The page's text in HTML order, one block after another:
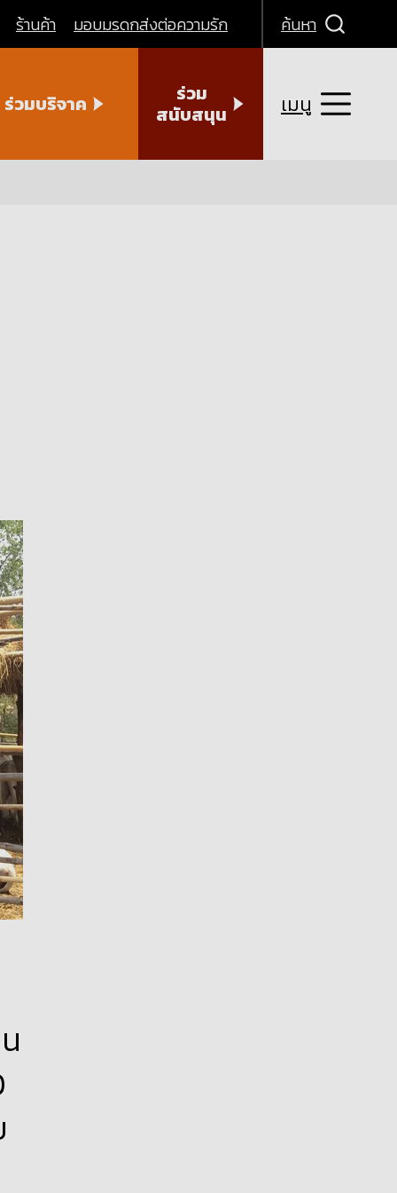
ร้านค้า มอบมรดกส่งต่อความรัก ค้นหา
ร่วมบริจาค
ร่วม
สนับสนุน
เมนู